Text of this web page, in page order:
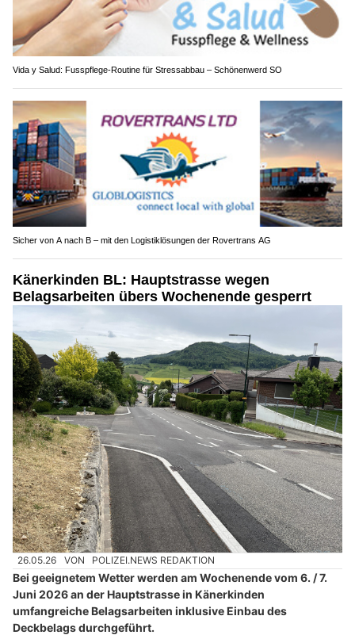
Vida y Salud: Fusspflege-Routine für Stressabbau – Schönenwerd SO
Sicher von A nach B – mit den Logistiklösungen der Rovertrans AG
Känerkinden BL: Hauptstrasse wegen
Belagsarbeiten übers Wochenende gesperrt
26.05.26 VON POLIZEI.NEWS REDAKTION
Bei geeignetem Wetter werden am Wochenende vom 6. / 7.
Juni 2026 an der Hauptstrasse in Känerkinden
umfangreiche Belagsarbeiten inklusive Einbau des
Deckbelags durchgeführt.